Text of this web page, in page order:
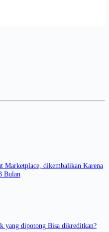
Marketplace, dikembalikan Karena
Bulan
yang dipotong Bisa dikreditkan?